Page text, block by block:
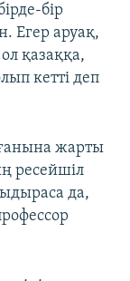
бір
Егер аруақ,
қазаққа,
кетті деп
жарты
ресейшіл
да,